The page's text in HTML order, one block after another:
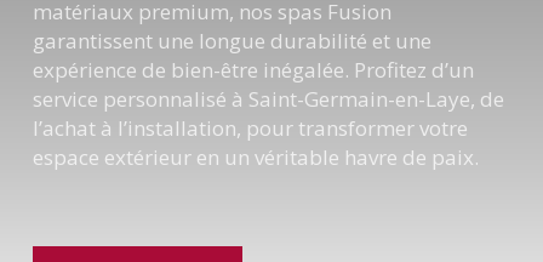
matériaux premium, nos spas Fusion
garantissent une longue durabilité et une
expérience de bien-être inégalée. Profitez d’un
service personnalisé à Saint-Germain-en-Laye, de
l’achat à l’installation, pour transformer votre
espace extérieur en un véritable havre de paix.